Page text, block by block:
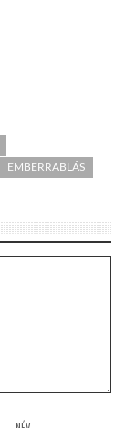
EMBERRABLÁS